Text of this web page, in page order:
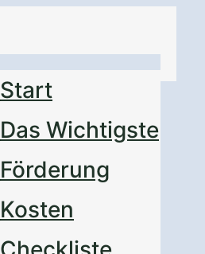
Start
Das Wichtigste
Förderung
Kosten